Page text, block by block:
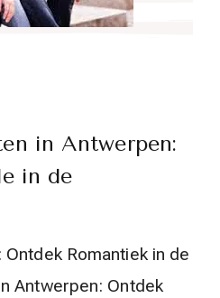
in Antwerpen:
in de
Romantiek in de
Antwerpen: Ontdek